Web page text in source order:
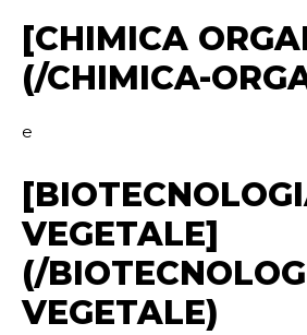
[CHIMICA
(/CHIMICA-
e
VEGETALE]
(/
VEGETALE)